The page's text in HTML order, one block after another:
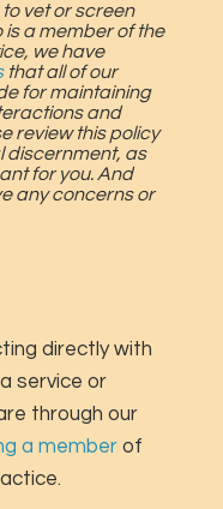
to vet or screen
a member of the
we have
that all of our
for maintaining
and
review this policy
discernment, as
for you. And
any concerns or
directly with
service or
through our
a memberof